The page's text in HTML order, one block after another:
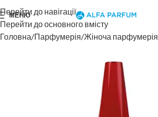
Перейти до навігації
Перейти до основного вмісту
МЕНЮ
Головна Парфумерія Жіноча парфумерія